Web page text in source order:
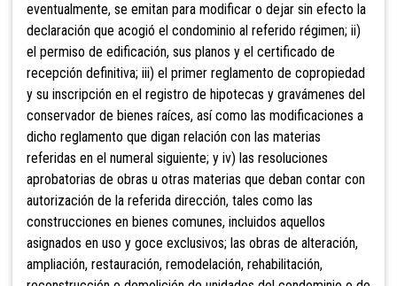
eventualmente, se emitan para modificar o dejar sin efecto la
declaración que acogió el condominio al referido régimen; ii)
el permiso de edificación, sus planos y el certificado de
recepción definitiva; iii) el primer reglamento de copropiedad
y su inscripción en el registro de hipotecas y gravámenes del
conservador de bienes raíces, así como las modificaciones a
dicho reglamento que digan relación con las materias
referidas en el numeral siguiente; y iv) las resoluciones
aprobatorias de obras u otras materias que deban contar con
autorización de la referida dirección, tales como las
construcciones en bienes comunes, incluidos aquellos
asignados en uso y goce exclusivos; las obras de alteración,
ampliación, restauración, remodelación, rehabilitación,